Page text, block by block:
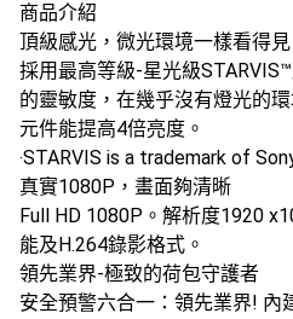
商品介紹
頂級感光，微光環境一樣看得見
採用最高等級-星光級
的靈敏度，在幾乎沒有燈光的
元件能提高4倍亮度。
‧STARVIS is a trademark of
真實1080P，畫面夠清晰
Full HD 1080P。解析度1920
能及H.264錄影格式。
領先業界-極致的荷包守護者
安全預警六合一：領先業界! 內